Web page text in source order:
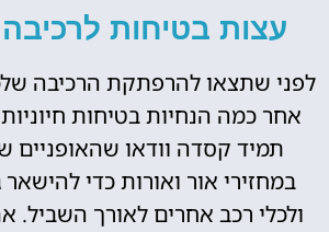
עצות בטיחות לרכיבה
לפני שתצאו להרפתקת הרכיבה
אחר כמה הנחיות בטיחות
תמיד קסדה וודאו שהאופניים
במחזירי אור ואורות כדי להישאר
ולכלי רכב אחרים לאורך השביל.